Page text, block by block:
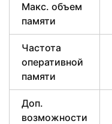
Макс. объем
памяти
Частота
оперативной
памяти
Доп.
возможности